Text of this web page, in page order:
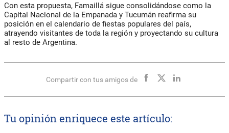
Con esta propuesta, Famaillá sigue consolidándose como la
Capital Nacional de la Empanada y Tucumán reafirma su
posición en el calendario de fiestas populares del país,
atrayendo visitantes de toda la región y proyectando su cultura
al resto de Argentina.
Compartir con tus amigos de
Tu opinión enriquece este artículo: